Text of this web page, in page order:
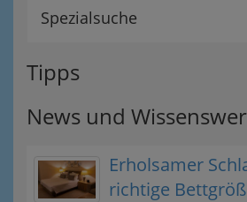
Spezialsuche
Tipps
News und
Erholsamer
richtige